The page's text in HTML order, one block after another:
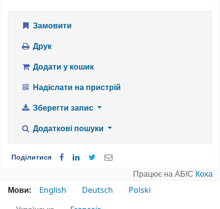
Замовити
Друк
Додати у кошик
Надіслати на пристрій
Зберегти запис
Додаткові пошуки
Поділитися
Працює на АБІС Коха
Мови:
English Deutsch
Polski